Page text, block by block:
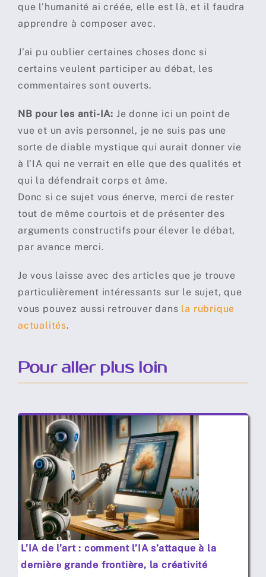
que l’humanité ai créée, elle est là, et il faudra
apprendre à composer avec.
J’ai pu oublier certaines choses donc si
certains veulent participer au débat, les
commentaires sont ouverts.
NB pour les anti-IA: Je donne ici un point de
vue et un avis personnel, je ne suis pas une
sorte de diable mystique qui aurait donner vie
à l’IA qui ne verrait en elle que des qualités et
qui la défendrait corps et âme.
Donc si ce sujet vous énerve, merci de rester
tout de même courtois et de présenter des
arguments constructifs pour élever le débat,
par avance merci.
Je vous laisse avec des articles que je trouve
particulièrement intéressants sur le sujet, que
vous pouvez aussi retrouver dans la rubrique
actualités.
Pour aller plus loin
L’IA de l’art : comment l’IA s’attaque à la
dernière grande frontière, la créativité